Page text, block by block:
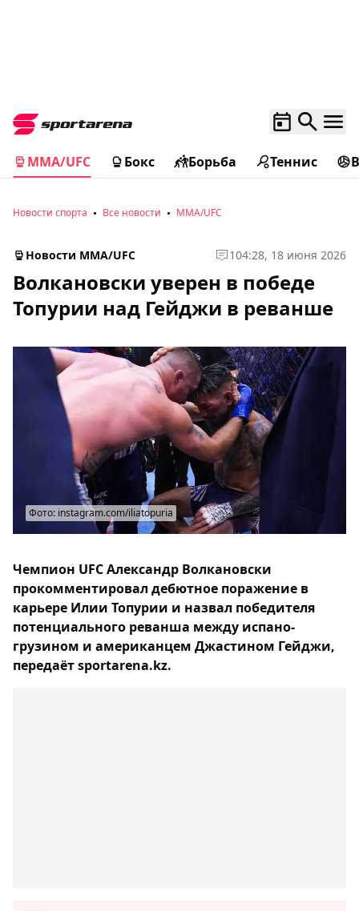
MMA/UFC Бокс Борьба Теннис
Новости спорта Все новости MMA/UFC
Новости MMA/UFC 104:28, 18 июня 2026
Волкановски уверен в победе
Топурии над Гейджи в реванше
Фото: instagram.com/iliatopuria
Чемпион UFC Александр Волкановски
прокомментировал дебютное поражение в
карьере Илии Топурии и назвал победителя
потенциального реванша между испано-
грузином и американцем Джастином Гейджи,
передаёт sportarena.kz.